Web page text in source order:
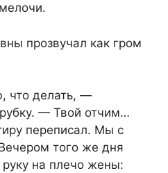
прозвучал как гром
что делать, —
— Твой отчим…
переписал. Мы с
того же дня
на плечо жены: